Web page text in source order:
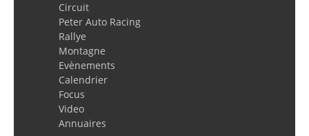
Circuit
Peter Auto Racing
Rallye
Montagne
Evènements
Calendrier
Focus
Video
Annuaires